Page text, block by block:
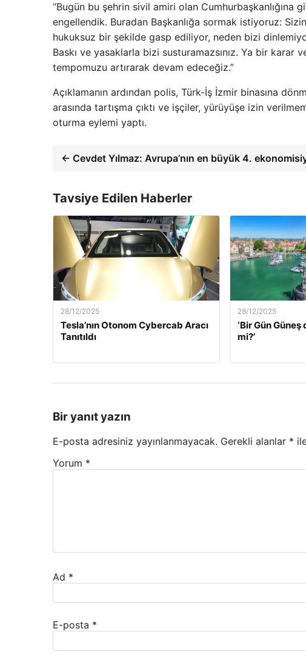
“Bugün bu şehrin sivil amiri olan
engellendik. Buradan Başkanlığa sormak istiyoruz:
hukuksuz bir şekilde gasp ediliyor, neden bizi
Baskı ve yasaklarla bizi susturamazsınız. Ya bir karar
tempomuzu artırarak devam edeceğiz.”
Açıklamanın ardından polis, Türk-İş İzmir binasına
arasında tartışma çıktı ve işçiler, yürüyüşe izin
oturma eylemi yaptı.
← Cevdet Yılmaz: Avrupa’nın en büyük 4.
Tavsiye Edilen Haberler
28/12/2025
Tesla’nın Otonom Cybercab Aracı
Tanıtıldı
28/12/2025
‘Bir Gün
mi?’
Bir yanıt yazın
E-posta adresiniz yayınlanmayacak. Gerekli alanlar *
Yorum *
Ad *
E-posta *